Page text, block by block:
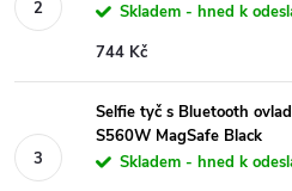
Skladem - hned k
744 Kč
Selfie tyč s Bluetooth
S560W MagSafe Black
Skladem - hned k